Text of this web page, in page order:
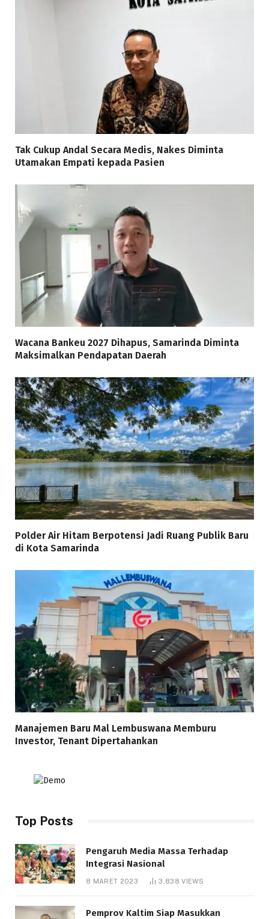
Tak Cukup Andal Secara Medis, Nakes Diminta
Utamakan Empati kepada Pasien
Wacana Bankeu 2027 Dihapus, Samarinda Diminta
Maksimalkan Pendapatan Daerah
Polder Air Hitam Berpotensi Jadi Ruang Publik Baru
di Kota Samarinda
Manajemen Baru Mal Lembuswana Memburu
Investor, Tenant Dipertahankan
Top Posts
Pengaruh Media Massa Terhadap
Integrasi Nasional
8 MARET 2023 3,838VIEWS
Pemprov Kaltim Siap Masukkan